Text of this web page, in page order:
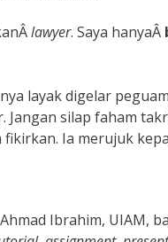
lawyer. Saya hanyaÂ
layak digelar
Jangan silap faham
Ia merujuk
Ibrahim, UIAM,